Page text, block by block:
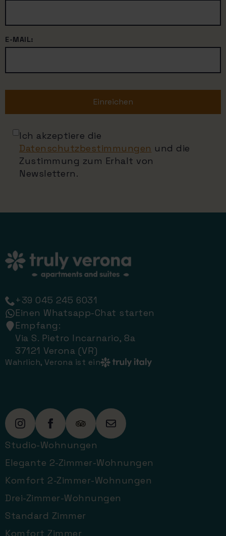
E-MAIL:
Einreichen
Ich akzeptiere die
Datenschutzbestimmungen und die
Zustimmung zum Erhalt von
Newslettern.
+39 045 245 6031
Einen Whatsapp-Chat starten
Empfang:
Via S. Pietro Incarnario, 8a
37121 Verona (VR)
Wahrlich, Verona ist ein
Standard Zimmer
Komfort Zimmer
Studio-Wohnungen
Elegante 2-Zimmer-Wohnungen
Komfort 2-Zimmer-Wohnungen
Drei-Zimmer-Wohnungen